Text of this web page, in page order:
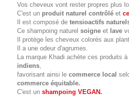
Vos cheveux vont rester propres plus
C'est un produit naturel contrôlé et
Il est composé de tensioactifs
Ce shampoing naturel soigne et lave
Il protège les cheveux colorés aux
Il a une odeur d'agrumes.
La marque Khadi achète ces produits à
indiens
favorisant ainsi le commerce local
commerce équitable.
C'est un shampoing VEGAN.